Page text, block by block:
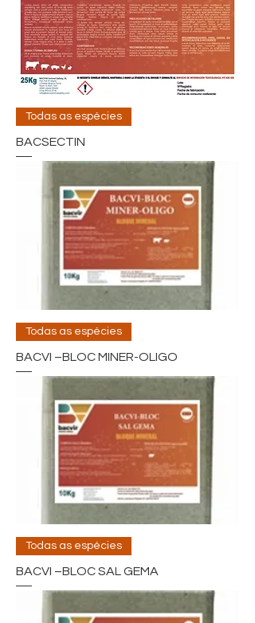
Todas as espécies
BACSECTIN
Todas as espécies
BACVI –BLOC MINER-OLIGO
Todas as espécies
BACVI –BLOC SAL GEMA